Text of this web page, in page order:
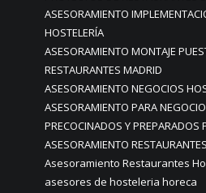
ASESORAMIENTO
HOSTELERÍA
ASESORAMIENTO MONTAJE
RESTAURANTES MADRID
ASESORAMIENTO NEGOCIOS
ASESORAMIENTO PARA
PRECOCINADOS Y PREPARADOS
ASESORAMIENTO RESTAURANTES
Asesoramiento Restaurantes
asesores de hosteleria horeca